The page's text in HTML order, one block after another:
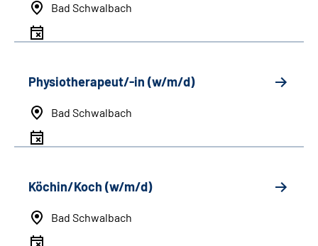
Bad Schwalbach
Physiotherapeut/-in (w/m/d)
Bad Schwalbach
Köchin/Koch (w/m/d)
Bad Schwalbach